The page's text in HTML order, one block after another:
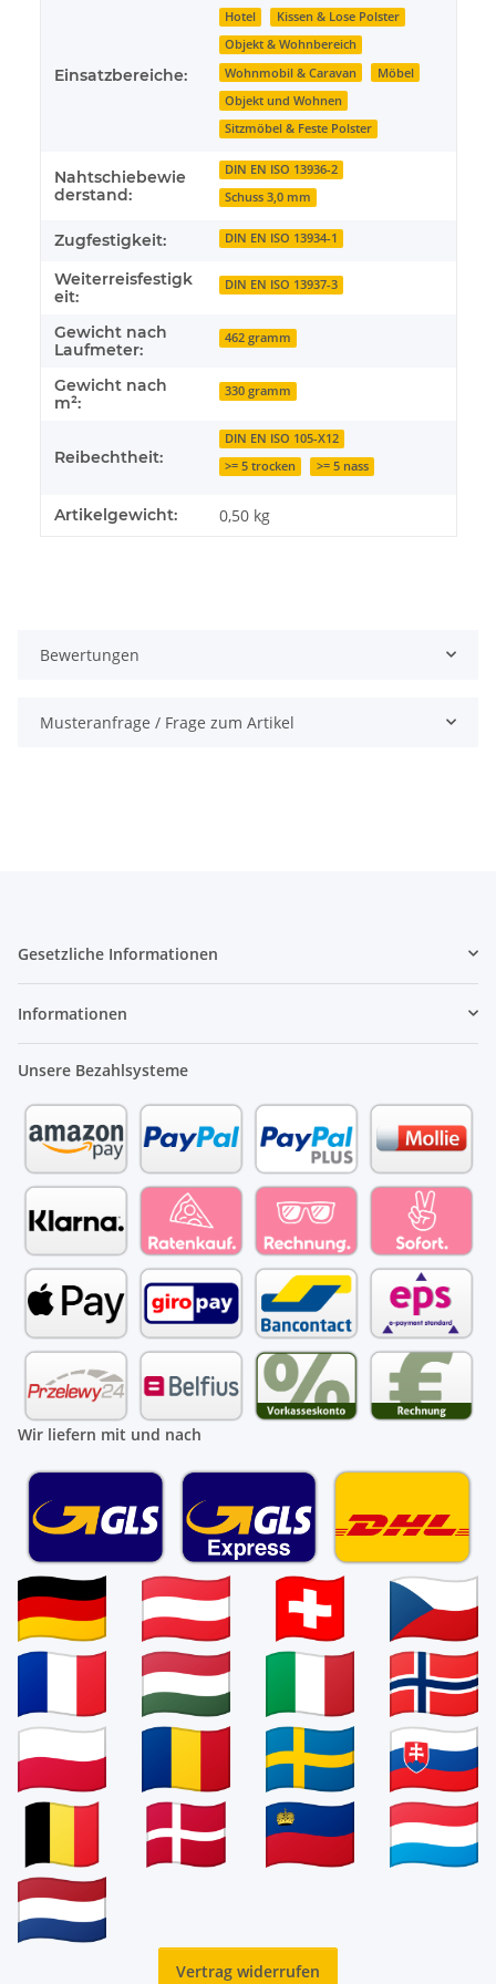
Einsatzbereiche:
Hotel
Kissen & Lose Polster
Objekt & Wohnbereich
Wohnmobil & Caravan
Möbel
Objekt und Wohnen
Sitzmöbel & Feste Polster
Nahtschiebewie
derstand:
DIN EN ISO 13936-2
Schuss 3,0 mm
Zugfestigkeit: DIN EN ISO 13934-1
Weiterreisfestigk
eit:
DIN EN ISO 13937-3
Gewicht nach
Laufmeter:
462 gramm
Gewicht nach
m²:
330 gramm
Reibechtheit:
DIN EN ISO 105-X12
>= 5 trocken
>= 5 nass
Artikelgewicht: 0,50 kg
Bewertungen
Musteranfrage / Frage zum Artikel
Gesetzliche Informationen
Informationen
Unsere Bezahlsysteme
Wir liefern mit und nach
Vertrag widerrufen